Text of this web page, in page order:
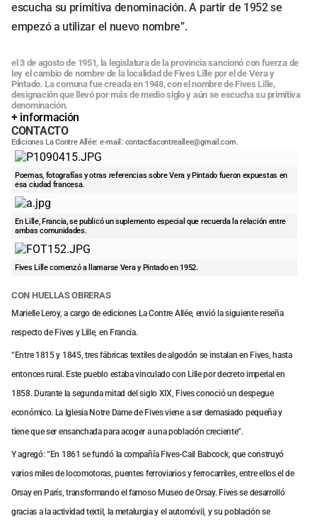
escucha su primitiva denominación. A partir de 1952 se
empezó a utilizar el nuevo nombre”.
el 3 de agosto de 1951, la legislatura de la provincia sancionó con fuerza de
ley el cambio de nombre de la localidad de Fives Lille por el de Vera y
Pintado. La comuna fue creada en 1948, con el nombre de Fives Lille,
designación que llevó por más de medio siglo y aún se escucha su primitiva
denominación.
+ información
CONTACTO
Ediciones La Contre Allée: e-mail: contactlacontreallee@gmail.com.
Poemas, fotografías y otras referencias sobre Vera y Pintado fueron expuestas en
esa ciudad francesa.
En Lille, Francia, se publicó un suplemento especial que recuerda la relación entre
ambas comunidades.
Fives Lille comenzó a llamarse Vera y Pintado en 1952.
CON HUELLAS OBRERAS
Marielle Leroy, a cargo de ediciones La Contre Allée, envió la siguiente reseña
respecto de Fives y Lille, en Francia.
“Entre 1815 y 1845, tres fábricas textiles de algodón se instalan en Fives, hasta
entonces rural. Este pueblo estaba vinculado con Lille por decreto imperial en
1858. Durante la segunda mitad del siglo XIX, Fives conoció un despegue
económico. La Iglesia Notre Dame de Fives viene a ser demasiado pequeña y
tiene que ser ensanchada para acoger a una población creciente”.
Y agregó: “En 1861 se fundó la compañía Fives-Cail Babcock, que construyó
varios miles de locomotoras, puentes ferroviarios y ferrocarriles, entre ellos el de
Orsay en París, transformando el famoso Museo de Orsay. Fives se desarrolló
gracias a la actividad textil, la metalurgia y el automóvil, y su población se